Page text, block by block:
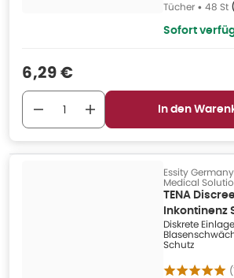
Tücher • 48 St
Sofort
Verkaufspreis
6,29 €
In den
Essity
Medical
TENA
Inkontinenz
Diskrete
Schutz
(